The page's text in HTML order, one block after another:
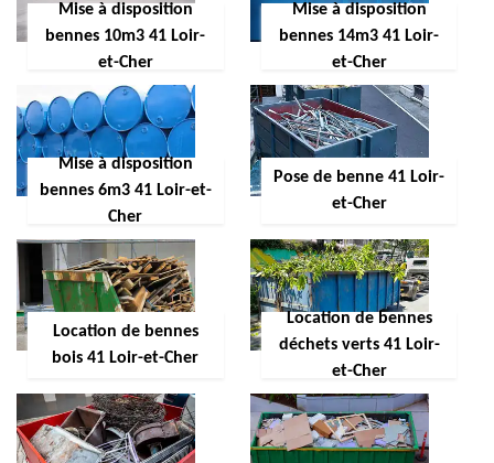
Mise à disposition
bennes 10m3 41 Loir-
et-Cher
Mise à disposition
bennes 14m3 41 Loir-
et-Cher
Mise à disposition
bennes 6m3 41 Loir-et-
Cher
Pose de benne 41 Loir-
et-Cher
Location de bennes
bois 41 Loir-et-Cher
Location de bennes
déchets verts 41 Loir-
et-Cher